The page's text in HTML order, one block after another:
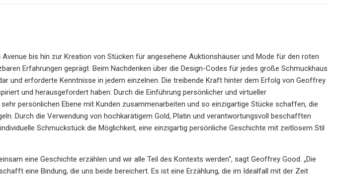
bis hin zur Kreation von Stücken für angesehene Auktionshäuser und Mode für den roten
Erfahrungen geprägt. Beim Nachdenken über die Design-Codes für jedes große Schmuckhaus
und erforderte Kenntnisse in jedem einzelnen. Die treibende Kraft hinter dem Erfolg von Geoffrey
und herausgefordert haben. Durch die Einführung persönlicher und virtueller
persönlichen Ebene mit Kunden zusammenarbeiten und so einzigartige Stücke schaffen, die
Durch die Verwendung von hochkarätigem Gold, Platin und verantwortungsvoll beschafften
Schmuckstück die Möglichkeit, eine einzigartig persönliche Geschichte mit zeitlosem Stil
eine Geschichte erzählen und wir alle Teil des Kontexts werden“, sagt Geoffrey Good. „Die
eine Bindung, die uns beide bereichert. Es ist eine Erzählung, die im Idealfall mit der Zeit